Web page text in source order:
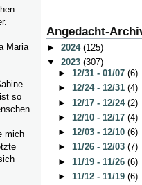
Maria
so
mich
Angedacht-
► 2024 (125)
▼ 2023 (307)
► 12/31 - 01/07 (6)
► 12/24 - 12/31 (4)
► 12/17 - 12/24 (2)
► 12/10 - 12/17 (4)
► 12/03 - 12/10 (6)
► 11/26 - 12/03 (7)
► 11/19 - 11/26 (6)
► 11/12 - 11/19 (6)